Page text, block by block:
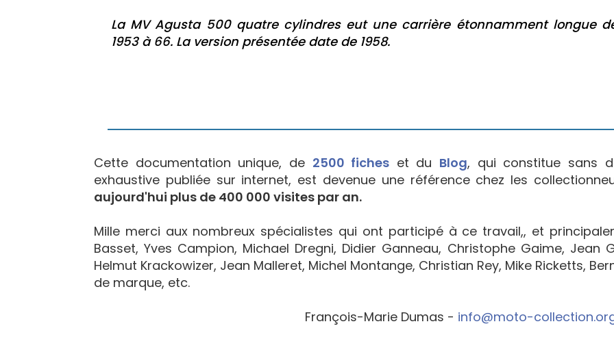
La MV Agusta 500 quatre cylindres eut une carrière étonnamment longue
1953 à 66. La version présentée date de 1958.
Cette documentation unique, de 2500 fiches et du Blog, qui constitue sans
exhaustive publiée sur internet, est devenue une référence chez les
aujourd'hui plus de 400 000 visites par an.
Mille merci aux nombreux spécialistes qui ont participé à ce travail,, et
Basset, Yves Campion, Michael Dregni, Didier Ganneau, Christophe Gaime, Jean
Helmut Krackowizer, Jean Malleret, Michel Montange, Christian Rey, Mike Ricketts,
de marque, etc.
François-Marie Dumas - info@moto-